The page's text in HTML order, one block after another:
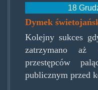
18
Dymek
Kolejny sukces
zatrzymano aż
przestępców
publicznym przed